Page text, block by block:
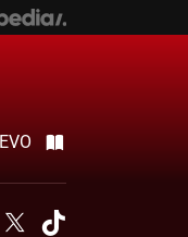
Twitter